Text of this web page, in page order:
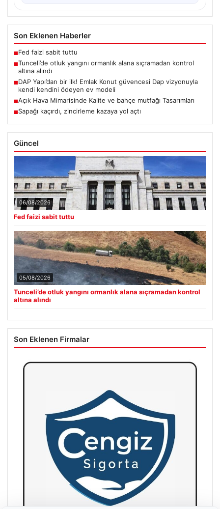
Son Eklenen Haberler
■Fed faizi sabit tuttu
■Tunceli’de otluk yangını ormanlık alana sıçramadan kontrol
altına alındı
■DAP Yapı’dan bir ilk! Emlak Konut güvencesi Dap vizyonuyla
kendi kendini ödeyen ev modeli
■Açık Hava Mimarisinde Kalite ve bahçe mutfağı Tasarımları
■Sapağı kaçırdı, zincirleme kazaya yol açtı
Güncel
06/08/2026
Fed faizi sabit tuttu
05/08/2026
Tunceli’de otluk yangını ormanlık alana sıçramadan kontrol
altına alındı
Son Eklenen Firmalar